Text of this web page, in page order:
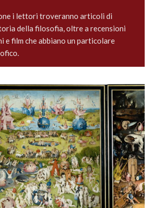
i lettori troveranno articoli di
della filosofia, oltre a recensioni
e film che abbiano un particolare